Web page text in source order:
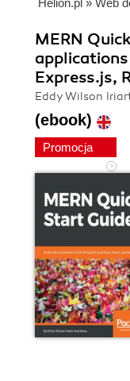
Helion.pl » Web
MERN
Express.js,
Eddy Wilson
(ebook)
Promocja